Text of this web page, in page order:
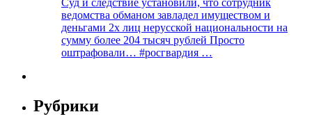
ведомства обманом завладел имуществом и
деньгами 2х лиц нерусской национальности на
сумму более 204 тысяч рублей Просто
оштрафовали… #росгвардия …
Рубрики